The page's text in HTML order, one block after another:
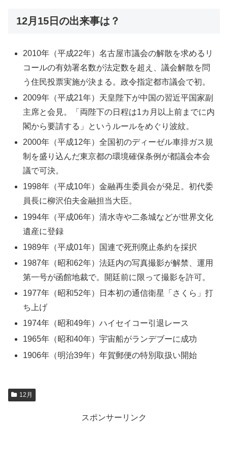
12月15日の出来事は？
2010年（平成22年）名古屋市議会の解散を求めるリ
コールの有効署名数が法定数を超え、議会解散を問
う住民投票実施が決まる。政令指定都市議会で初。
2009年（平成21年）天皇陛下が中国の習近平国家副
主席と会見。「両陛下の日程は1カ月以上前までに内
閣から要請する」というルールをめぐり波紋。
2000年（平成12年）全国初のディーゼル車排ガス規
制を盛り込んだ東京都の環境確保条例が都議会本会
議で可決。
1998年（平成10年）金融再生委員会が発足。初代委
員長に柳沢伯夫金融担当大臣。
1994年（平成06年）清水寺や二条城などが世界文化
遺産に登録
1989年（平成01年）国連で死刑廃止条約を採択
1987年（昭和62年）法廷内の写真撮影が解禁、運用
第一号が函館地裁で。開廷前に限って撮影を許可。
1977年（昭和52年）日本初の通信衛星「さくら」打
ち上げ
1974年（昭和49年）ハイセイコー引退レース
1965年（昭和40年）宇宙船がランデブーに成功
1906年（明治39年）年賀郵便の特別取扱い開始
12月
スポンサーリンク